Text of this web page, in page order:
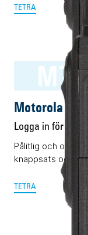
TETRA
Motorola
Logga in för pris
Pålitlig och
knappsats och
TETRA